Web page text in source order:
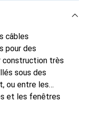
câbles
pour des
construction très
sous des
ou entre les
et les fenêtres
câbles bruts Cat.7